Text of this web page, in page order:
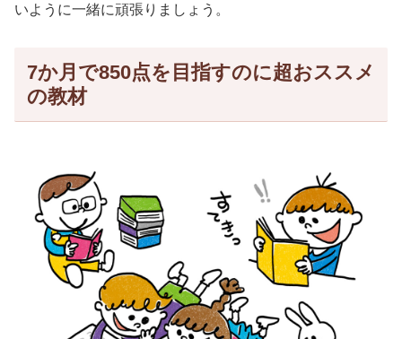
いように一緒に頑張りましょう。
7か月で850点を目指すのに超おススメ
の教材